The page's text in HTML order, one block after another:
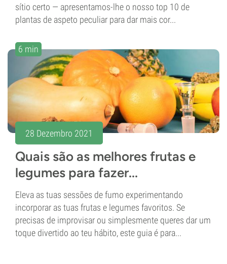
sítio certo — apresentamos-lhe o nosso top 10 de
plantas de aspeto peculiar para dar mais cor...
6 min
28 Dezembro 2021
Quais são as melhores frutas e
legumes para fazer...
Eleva as tuas sessões de fumo experimentando
incorporar as tuas frutas e legumes favoritos. Se
precisas de improvisar ou simplesmente queres dar um
toque divertido ao teu hábito, este guia é para...